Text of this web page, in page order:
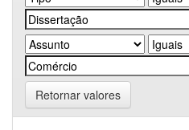
Retornar valores